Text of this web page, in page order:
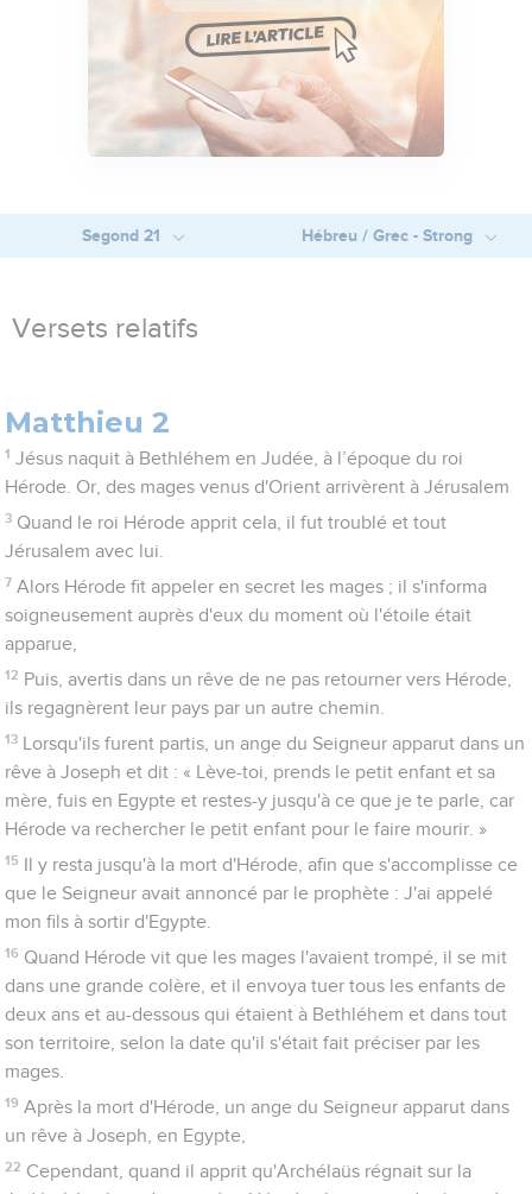
Segond 21 Hébreu / Grec - Strong
Versets relatifs
Matthieu 2
1 Jésus naquit à Bethléhem en Judée, à l’époque du roi
Hérode. Or, des mages venus d'Orient arrivèrent à Jérusalem
3 Quand le roi Hérode apprit cela, il fut troublé et tout
Jérusalem avec lui.
7 Alors Hérode fit appeler en secret les mages ; il s'informa
soigneusement auprès d'eux du moment où l'étoile était
apparue,
12 Puis, avertis dans un rêve de ne pas retourner vers Hérode,
ils regagnèrent leur pays par un autre chemin.
13
Lorsqu'ils furent partis, un ange du Seigneur apparut dans un
rêve à Joseph et dit : « Lève-toi, prends le petit enfant et sa
mère, fuis en Egypte et restes-y jusqu'à ce que je te parle, car
Hérode va rechercher le petit enfant pour le faire mourir. »
15
Il y resta jusqu'à la mort d'Hérode, afin que s'accomplisse ce
que le Seigneur avait annoncé par le prophète : J'ai appelé
mon fils à sortir d'Egypte.
16 Quand Hérode vit que les mages l'avaient trompé, il se mit
dans une grande colère, et il envoya tuer tous les enfants de
deux ans et au-dessous qui étaient à Bethléhem et dans tout
son territoire, selon la date qu'il s'était fait préciser par les
mages.
19 Après la mort d'Hérode, un ange du Seigneur apparut dans
un rêve à Joseph, en Egypte,
22 Cependant, quand il apprit qu'Archélaüs régnait sur la